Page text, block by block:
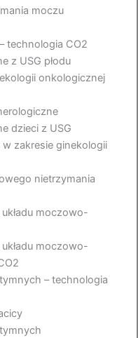
moczu
technologia CO2
z USG płodu
onkologicznej
dzieci z USG
zakresie ginekologii
nietrzymania
moczowo-
moczowo-
– technologia